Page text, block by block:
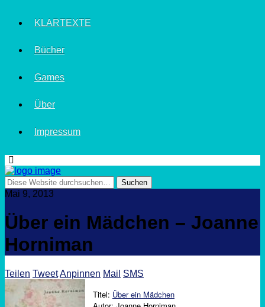
KLARTEXTE
Bücher
Games
Über
Impressum
Mai 9, 2013
Über ein Mädchen – Joanne
Horniman
Teilen TweetAnpinnen Mail SMS
Titel: Über ein Mädchen